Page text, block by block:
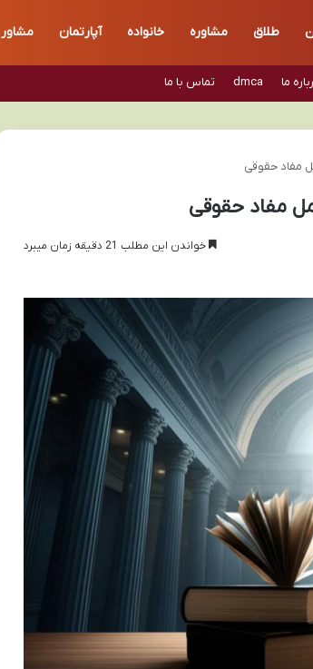
طلاق مشاوره خانواده آپارتمان مشاور
ما dmca تماس با ما
مفاد حقوقی
مفاد حقوقی
خواندن این مطلب 21 دقیقه زمان میبرد